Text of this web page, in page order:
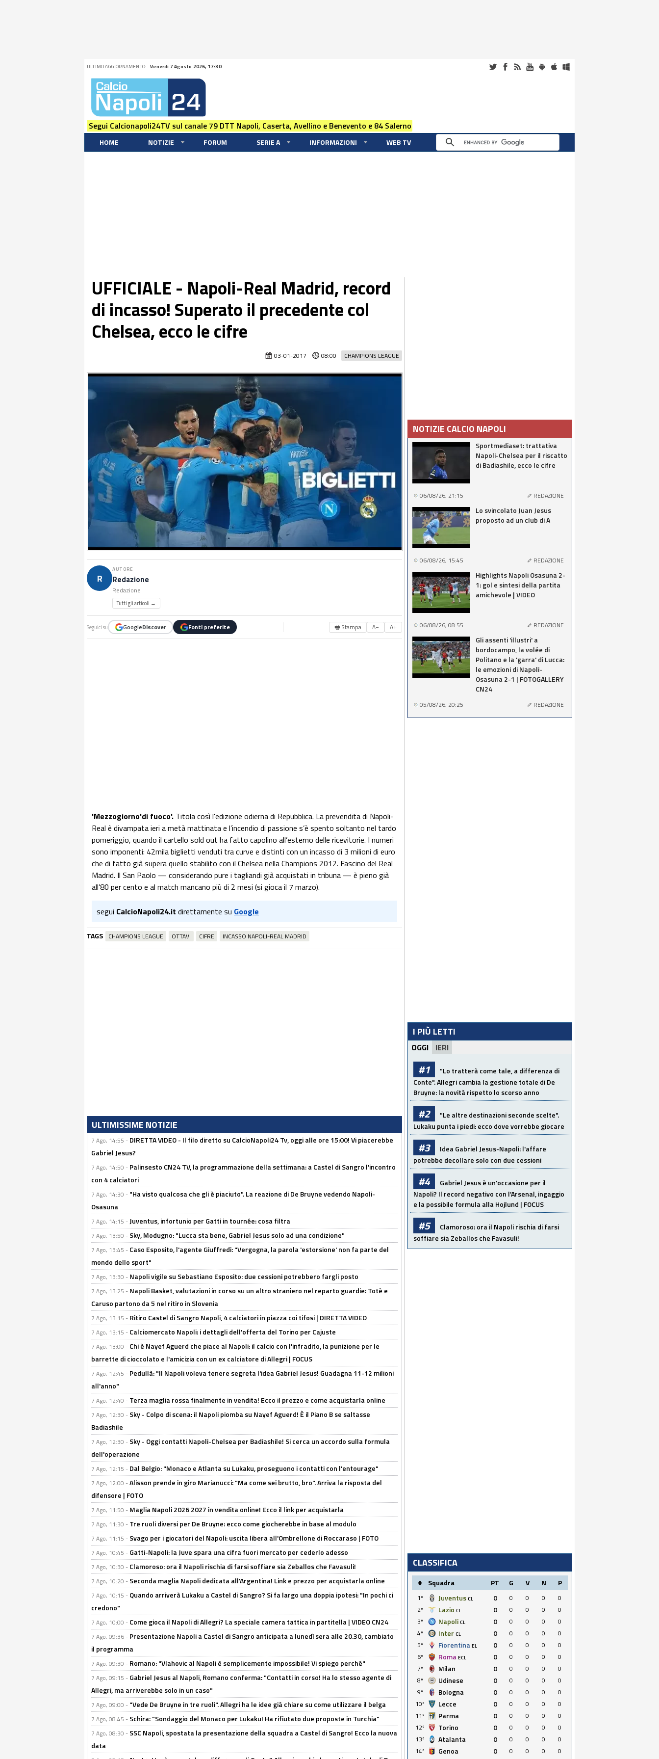
ULTIMO AGGIORNAMENTO: Venerdi 7 Agosto 2026, 17:30
Segui Calcionapoli24TV sul canale 79 DTT Napoli, Caserta, Avellino e Benevento e 84 Salerno
HOME NOTIZIE FORUM SERIE A INFORMAZIONI WEB TV
UFFICIALE - Napoli-Real Madrid, record
di incasso! Superato il precedente col
Chelsea, ecco le cifre
CHAMPIONS LEAGUE
03-01-2017 08:00
R
AUTORE
Redazione
Redazione
Tutti gli articoli →
Seguici su GoogleDiscover Fonti preferite 🖶 Stampa A− A+
'Mezzogiorno'di fuoco'. Titola così l'edizione odierna di Repubblica. La prevendita di Napoli-
Real è divampata ieri a metà mattinata e l’incendio di passione s’è spento soltanto nel tardo
pomeriggio, quando il cartello sold out ha fatto capolino all’esterno delle ricevitorie. I numeri
sono imponenti: 42mila biglietti venduti tra curve e distinti con un incasso di 3 milioni di euro
che di fatto già supera quello stabilito con il Chelsea nella Champions 2012. Fascino del Real
Madrid. Il San Paolo — considerando pure i tagliandi già acquistati in tribuna — è pieno già
all’80 per cento e al match mancano più di 2 mesi (si gioca il 7 marzo).
segui CalcioNapoli24.it direttamente su Google
TAGS CHAMPIONS LEAGUE OTTAVI CIFRE INCASSO NAPOLI-REAL MADRID
ULTIMISSIME NOTIZIE
7 Ago, 14:55 - DIRETTA VIDEO - Il filo diretto su CalcioNapoli24 Tv, oggi alle ore 15:00! Vi piacerebbe
Gabriel Jesus?
7 Ago, 14:50 - Palinsesto CN24 TV, la programmazione della settimana: a Castel di Sangro l'incontro
con 4 calciatori
7 Ago, 14:30 - "Ha visto qualcosa che gli è piaciuto". La reazione di De Bruyne vedendo Napoli-
Osasuna
7 Ago, 14:15 - Juventus, infortunio per Gatti in tournée: cosa filtra
7 Ago, 13:50 - Sky, Modugno: "Lucca sta bene, Gabriel Jesus solo ad una condizione"
7 Ago, 13:45 - Caso Esposito, l'agente Giuffredi: "Vergogna, la parola 'estorsione' non fa parte del
mondo dello sport"
7 Ago, 13:30 - Napoli vigile su Sebastiano Esposito: due cessioni potrebbero fargli posto
7 Ago, 13:25 - Napoli Basket, valutazioni in corso su un altro straniero nel reparto guardie: Totè e
Caruso partono da 5 nel ritiro in Slovenia
7 Ago, 13:15 - Ritiro Castel di Sangro Napoli, 4 calciatori in piazza coi tifosi | DIRETTA VIDEO
7 Ago, 13:15 - Calciomercato Napoli: i dettagli dell'offerta del Torino per Cajuste
7 Ago, 13:00 - Chi è Nayef Aguerd che piace al Napoli: il calcio con l'infradito, la punizione per le
barrette di cioccolato e l'amicizia con un ex calciatore di Allegri | FOCUS
7 Ago, 12:45 - Pedullà: "Il Napoli voleva tenere segreta l'idea Gabriel Jesus! Guadagna 11-12 milioni
all'anno"
7 Ago, 12:40 - Terza maglia rossa finalmente in vendita! Ecco il prezzo e come acquistarla online
7 Ago, 12:30 - Sky - Colpo di scena: il Napoli piomba su Nayef Aguerd! È il Piano B se saltasse
Badiashile
7 Ago, 12:30 - Sky - Oggi contatti Napoli-Chelsea per Badiashile! Si cerca un accordo sulla formula
dell'operazione
7 Ago, 12:15 - Dal Belgio: "Monaco e Atlanta su Lukaku, proseguono i contatti con l'entourage"
7 Ago, 12:00 -Alisson prende in giro Marianucci: "Ma come sei brutto, bro". Arriva la risposta del
difensore | FOTO
7 Ago, 11:50 - Maglia Napoli 2026 2027 in vendita online! Ecco il link per acquistarla
7 Ago, 11:30 - Tre ruoli diversi per De Bruyne: ecco come giocherebbe in base al modulo
7 Ago, 11:15 - Svago per i giocatori del Napoli: uscita libera all'Ombrellone di Roccaraso | FOTO
7 Ago, 10:45 - Gatti-Napoli: la Juve spara una cifra fuori mercato per cederlo adesso
7 Ago, 10:30 - Clamoroso: ora il Napoli rischia di farsi soffiare sia Zeballos che Favasuli!
7 Ago, 10:20 - Seconda maglia Napoli dedicata all'Argentina! Link e prezzo per acquistarla online
7 Ago, 10:15 - Quando arriverà Lukaku a Castel di Sangro? Si fa largo una doppia ipotesi: "In pochi ci
credono"
7 Ago, 10:00 - Come gioca il Napoli di Allegri? La speciale camera tattica in partitella | VIDEO CN24
7 Ago, 09:36 - Presentazione Napoli a Castel di Sangro anticipata a lunedì sera alle 20.30, cambiato
il programma
7 Ago, 09:30 - Romano: "Vlahovic al Napoli è semplicemente impossibile! Vi spiego perché"
7 Ago, 09:15 - Gabriel Jesus al Napoli, Romano conferma: "Contatti in corso! Ha lo stesso agente di
Allegri, ma arriverebbe solo in un caso"
7 Ago, 09:00 - "Vede De Bruyne in tre ruoli". Allegri ha le idee già chiare su come utilizzare il belga
7 Ago, 08:45 - Schira: "Sondaggio del Monaco per Lukaku! Ha rifiutato due proposte in Turchia"
7 Ago, 08:30 - SSC Napoli, spostata la presentazione della squadra a Castel di Sangro! Ecco la nuova
data
NOTIZIE CALCIO NAPOLI
Sportmediaset: trattativa
Napoli-Chelsea per il riscatto
di Badiashile, ecco le cifre
06/08/26, 21:15 REDAZIONE
Lo svincolato Juan Jesus
proposto ad un club di A
06/08/26, 15:45 REDAZIONE
Highlights Napoli Osasuna 2-
1: gol e sintesi della partita
amichevole | VIDEO
06/08/26, 08:55 REDAZIONE
Gli assenti 'illustri' a
bordocampo, la volée di
Politano e la 'garra' di Lucca:
le emozioni di Napoli-
Osasuna 2-1 | FOTOGALLERY
CN24
05/08/26, 20:25 REDAZIONE
I PIÙ LETTI
OGGI IERI
#1
"Lo tratterà come tale, a differenza di
Conte". Allegri cambia la gestione totale di De
Bruyne: la novità rispetto lo scorso anno
#2
"Le altre destinazioni seconde scelte".
Lukaku punta i piedi: ecco dove vorrebbe giocare
#3
Idea Gabriel Jesus-Napoli: l'affare
potrebbe decollare solo con due cessioni
#4
Gabriel Jesus è un'occasione per il
Napoli? Il record negativo con l'Arsenal, ingaggio
e la possibile formula alla Hojlund | FOCUS
#5
Clamoroso: ora il Napoli rischia di farsi
soffiare sia Zeballos che Favasuli!
CLASSIFICA
# Squadra PT G V N P
1º Juventus CL 0 0 0 0
0
2º
Lazio CL 0 0 0 0
0
3º
Napoli CL 0 0 0 0
0
4º
Inter CL 0 0 0 0
0
5º
Fiorentina EL 0 0 0 0
0
6º
Roma ECL 0 0 0 0
0
7º
Milan 0 0 0 0
0
8º
Udinese 0 0 0 0
0
9º
Bologna 0 0 0 0
0
10º
Lecce 0 0 0 0
0
11º
Parma 0 0 0 0
0
12º
Torino 0 0 0 0
0
13º
Atalanta 0 0 0 0
0
14º
Genoa 0 0 0 0
0